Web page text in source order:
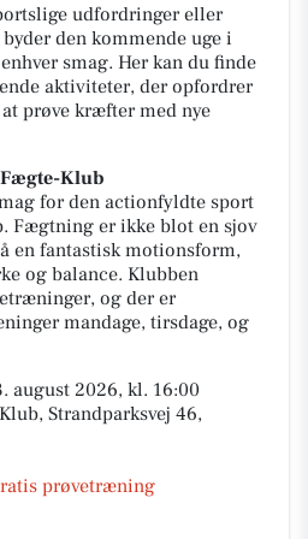
udfordringer eller
den kommende uge i
smag. Her kan du finde
aktiviteter, der opfordrer
prøve kræfter med nye
Klub
for den actionfyldte sport
Fægtning er ikke blot en sjov
en fantastisk motionsform,
og balance. Klubben
og der er
mandage, tirsdage, og
august 2026, kl. 16:00
Strandparksvej 46,
prøvetræning